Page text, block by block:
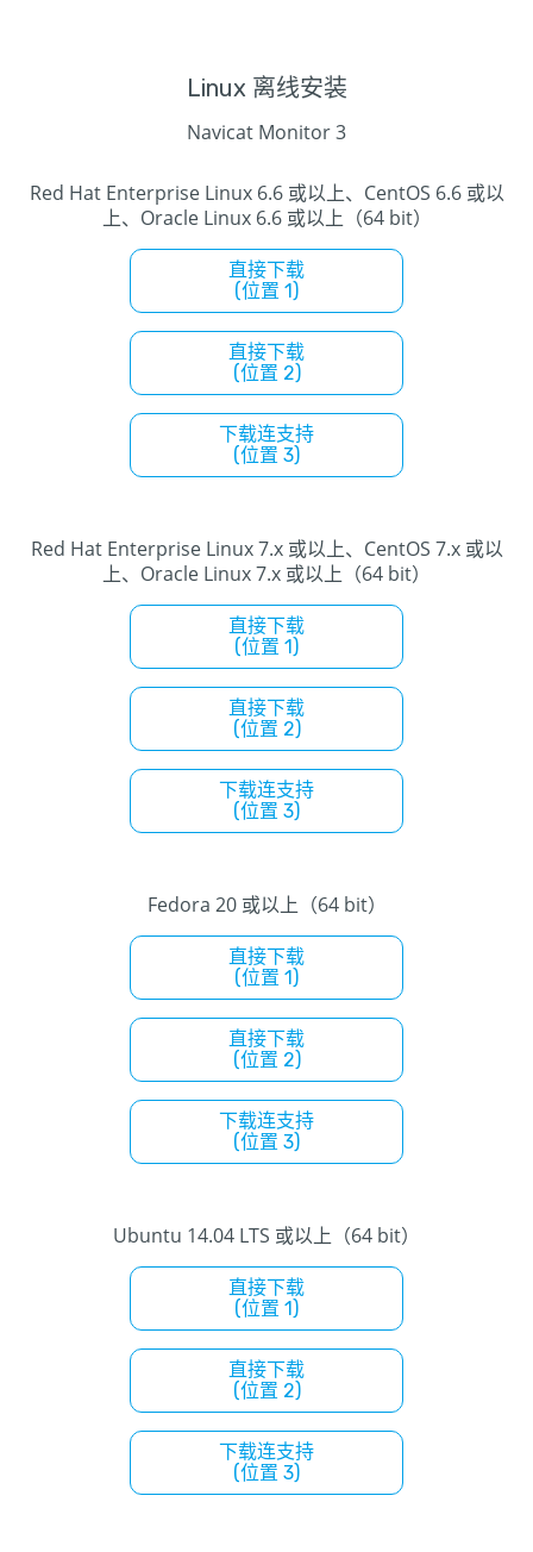
Linux 离线安装
Navicat Monitor 3
Red Hat Enterprise Linux 6.6 或以上、CentOS 6.6 或以
上、Oracle Linux 6.6 或以上（64 bit）
直接下载
(位置 1)
直接下载
(位置 2)
下载连支持
(位置 3)
Red Hat Enterprise Linux 7.x 或以上、CentOS 7.x 或以
上、Oracle Linux 7.x 或以上（64 bit）
直接下载
(位置 1)
直接下载
(位置 2)
下载连支持
(位置 3)
Fedora 20 或以上（64 bit）
直接下载
(位置 1)
直接下载
(位置 2)
下载连支持
(位置 3)
Ubuntu 14.04 LTS 或以上（64 bit）
直接下载
(位置 1)
直接下载
(位置 2)
下载连支持
(位置 3)